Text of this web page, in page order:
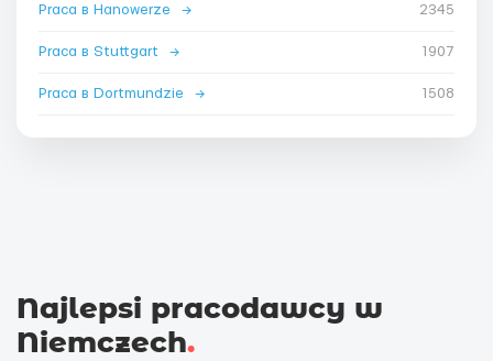
Praca в Hanowerze → 2345
Praca в Stuttgart → 1907
Praca в Dortmundzie → 1508
Najlepsi pracodawcy w
Niemczech.